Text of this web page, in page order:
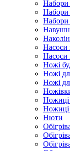
Набори
Набори
Набори
Насоси
Насоси
Ножі
Ножі
Ножі
Ножиці
Ножиці
Нюти